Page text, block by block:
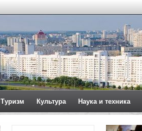
Туризм Культура Наука и техника